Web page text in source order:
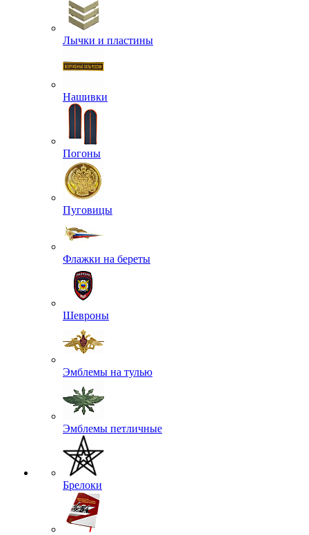
Лычки и пластины
Нашивки
Погоны
Пуговицы
Флажки на береты
Шевроны
Эмблемы на тулью
Эмблемы петличные
Брелоки